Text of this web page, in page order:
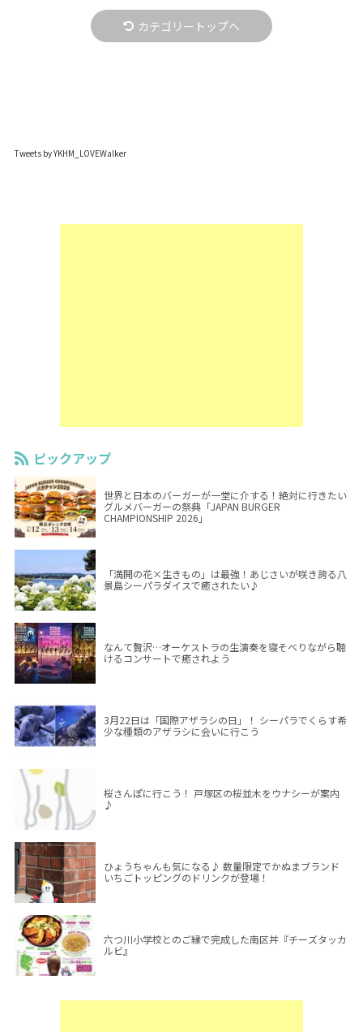
カテゴリートップへ
Tweets by YKHM_LOVEWalker
ピックアップ
世界と日本のバーガーが一堂に介する！絶対に行きたい
グルメバーガーの祭典「JAPAN BURGER
CHAMPIONSHIP 2026」
「満開の花×生きもの」は最強！あじさいが咲き誇る八
景島シーパラダイスで癒されたい♪
なんて贅沢…オーケストラの生演奏を寝そべりながら聴
けるコンサートで癒されよう
3月22日は「国際アザラシの日」！ シーパラでくらす希
少な種類のアザラシに会いに行こう
桜さんぽに行こう！ 戸塚区の桜並木をウナシーが案内
♪
ひょうちゃんも気になる♪ 数量限定でかぬまブランド
いちごトッピングのドリンクが登場！
六つ川小学校とのご縁で完成した南区丼『チーズタッカ
ルビ』